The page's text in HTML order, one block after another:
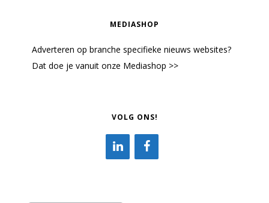
MEDIASHOP
Adverteren op branche specifieke nieuws websites?
Dat doe je vanuit onze Mediashop >>
VOLG ONS!